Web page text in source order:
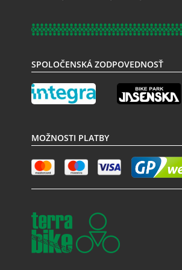
SPOLOČENSKÁ ZODPOVEDNOSŤ
MOŽNOSTI PLATBY